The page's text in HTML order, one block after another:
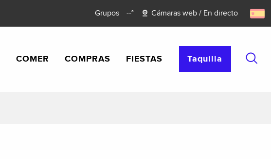
Grupos --° Cámaras web / En directo
COMER COMPRAS FIESTAS Taquilla